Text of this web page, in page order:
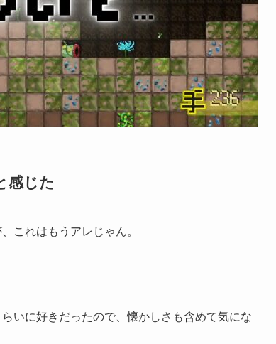
感じた
これはもうアレじゃん。
いに好きだったので、懐かしさも含めて気にな